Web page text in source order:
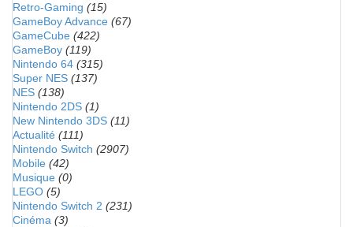
Retro-Gaming (15)
GameBoy Advance (67)
GameCube (422)
GameBoy (119)
Nintendo 64 (315)
Super NES (137)
NES (138)
Nintendo 2DS (1)
New Nintendo 3DS (11)
Actualité (111)
Nintendo Switch (2907)
Mobile (42)
Musique (0)
LEGO (5)
Nintendo Switch 2 (231)
Cinéma (3)